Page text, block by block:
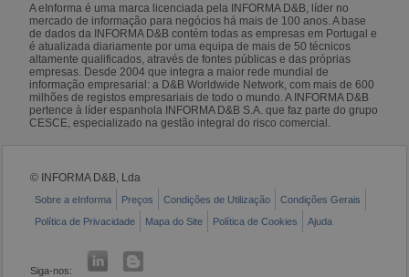
A eInforma é uma marca licenciada pela INFORMA D&B, líder no
mercado de informação para negócios há mais de 100 anos. A base
de dados da INFORMA D&B contém todas as empresas em Portugal e
é atualizada diariamente por uma equipa de mais de 50 técnicos
altamente qualificados, através de fontes públicas e das próprias
empresas. Desde 2004 que integra a maior rede mundial de
informação empresarial: a D&B Worldwide Network, com mais de 600
milhões de registos empresariais de todo o mundo. A INFORMA D&B
pertence à líder espanhola INFORMA D&B S.A. que faz parte do grupo
CESCE, especializado na gestão integral do risco comercial.
© INFORMA D&B, Lda
Sobre a eInforma Preços Condições de Utilização
Condições Gerais
Política de Privacidade
Mapa do Site Política de Cookies Ajuda
Siga-nos: